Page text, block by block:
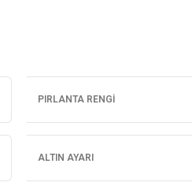
PIRLANTA RENGI
ALTIN AYARI